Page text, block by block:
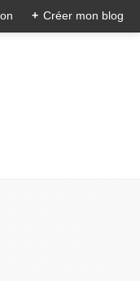
+ Créer mon blog